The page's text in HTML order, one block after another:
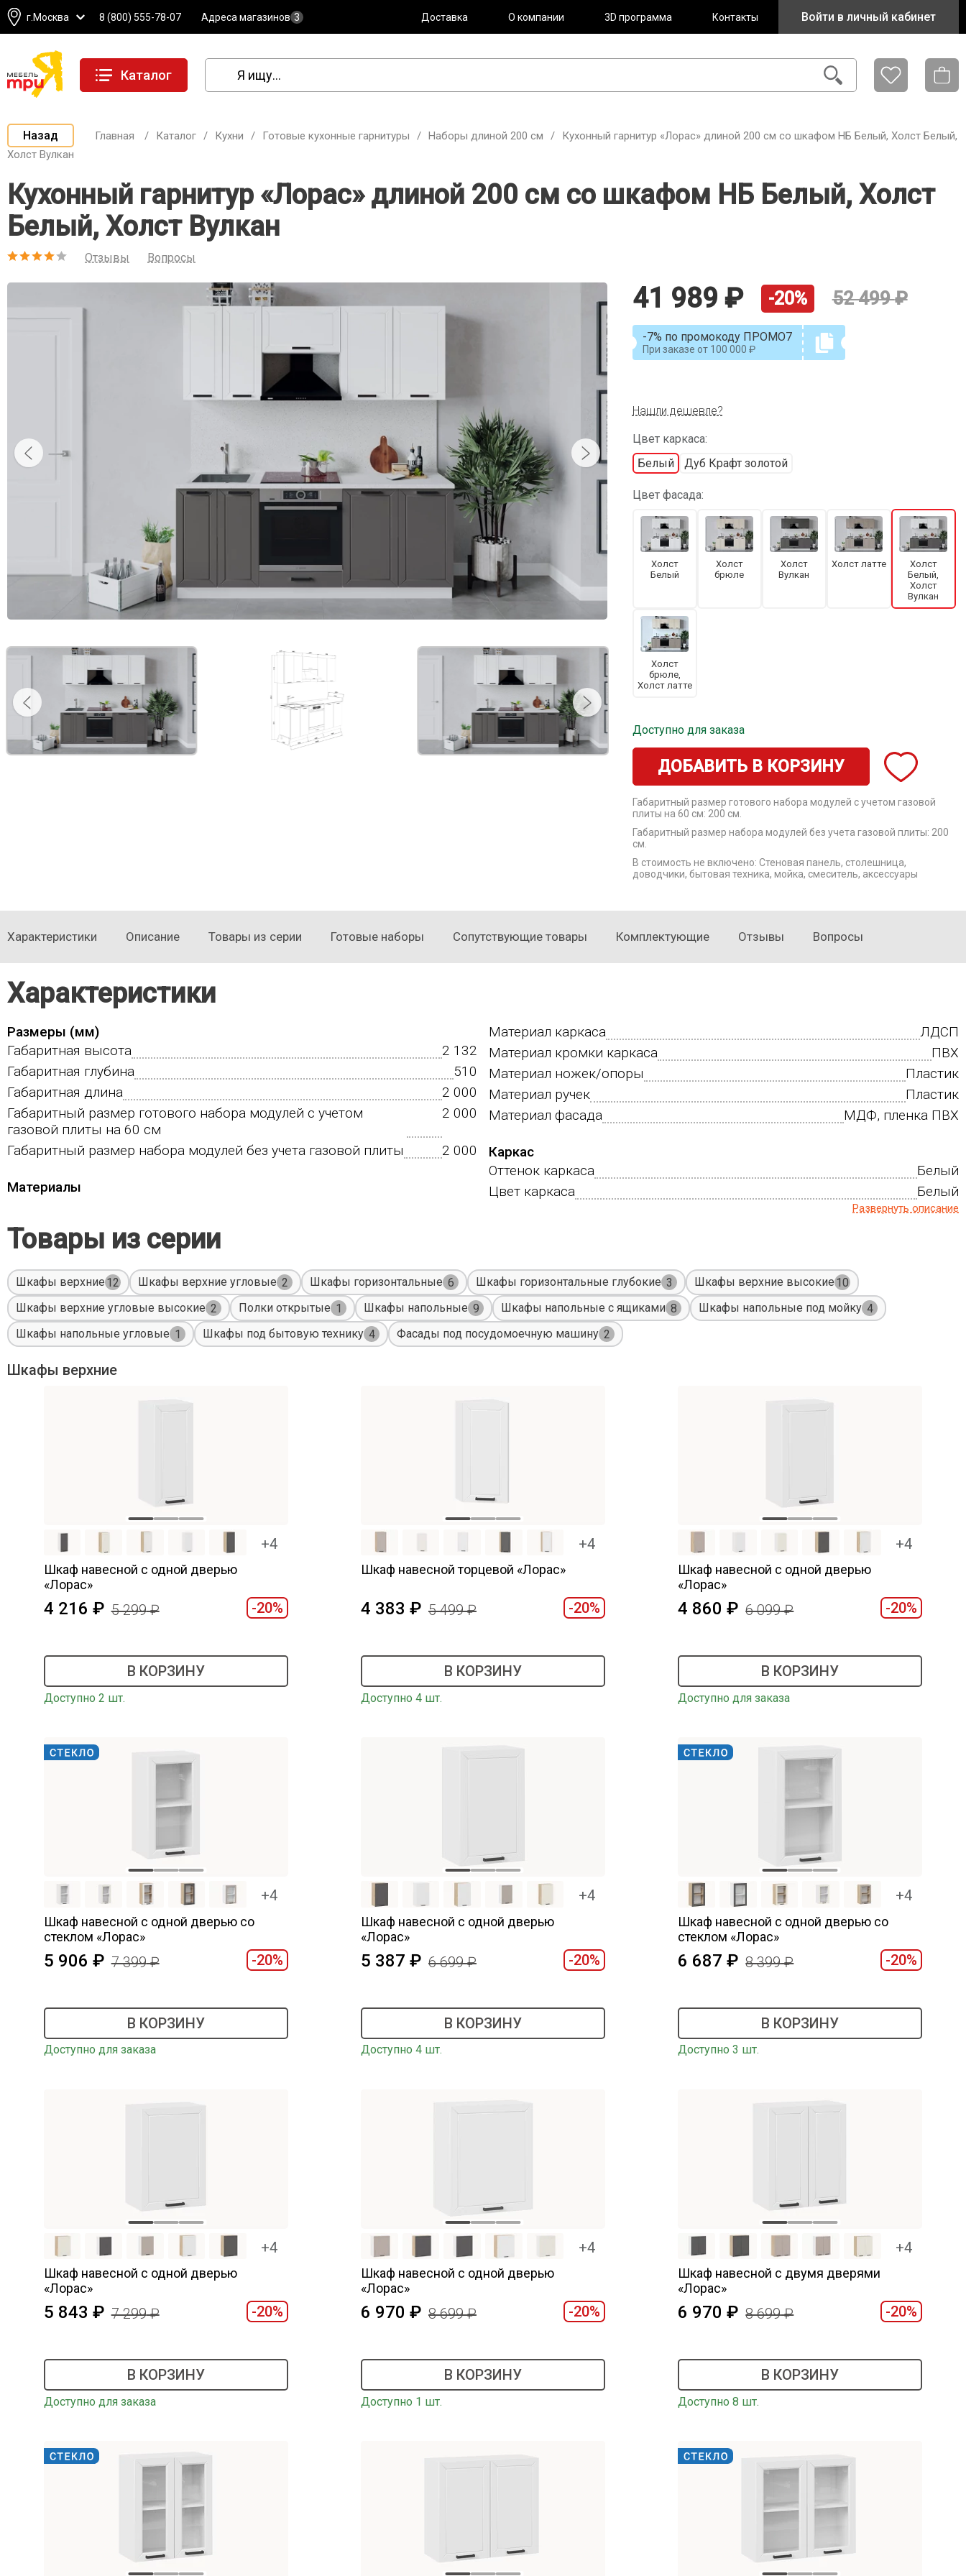
г.Москва 8 (800) 555-78-07 Адреса магазинов 3 Доставка О компании 3D программа Контакты Войти в личный кабинет
Каталог
Назад Главная / Каталог / Кухни / Готовые кухонные гарнитуры / Наборы длиной 200 см /
Кухонный гарнитур «Лорас» длиной 200 см со шкафом НБ Белый, Холст Белый,
Холст Вулкан
Кухонный гарнитур «Лорас» длиной 200 см со шкафом НБ Белый, Холст
Белый, Холст Вулкан
Отзывы Вопросы
41 989 -20% 52 499
-7% по промокоду ПРОМО7
При заказе от 100 000
Нашли дешевле?
Цвет каркаса:
Белый
Дуб Крафт золотой
Цвет фасада:
Холст
Белый
Холст
брюле
Холст
Вулкан
Холст латте
Холст
Белый,
Холст
Вулкан
Холст
брюле,
Холст латте
Доступно для заказа
ДОБАВИТЬ В КОРЗИНУ
Габаритный размер готового набора модулей с учетом газовой
плиты на 60 см: 200 см.
Габаритный размер набора модулей без учета газовой плиты: 200
см.
В стоимость не включено: Стеновая панель, столешница,
доводчики, бытовая техника, мойка, смеситель, аксессуары
Характеристики Описание Товары из серии Готовые наборы Сопутствующие товары Комплектующие Отзывы Вопросы
Характеристики
Размеры (мм)
Габаритная высота
2 132
Габаритная глубина
510
Габаритная длина
2 000
Габаритный размер готового набора модулей с учетом
газовой плиты на 60 см
2 000
Габаритный размер набора модулей без учета газовой плиты 2 000
Материалы
Материал каркаса
ЛДСП
Материал кромки каркаса
ПВХ
Материал ножек/опоры
Пластик
Материал ручек
Пластик
Материал фасада
МДФ, пленка ПВХ
Каркас
Оттенок каркаса
Белый
Цвет каркаса
Белый
Развернуть описание
Товары из серии
Шкафы верхние 12 Шкафы верхние угловые 2 Шкафы горизонтальные 6 Шкафы горизонтальные глубокие 3 Шкафы верхние высокие 10
Шкафы верхние угловые высокие 2 Полки открытые 1 Шкафы напольные 9 Шкафы напольные с ящиками 8 Шкафы напольные под мойку 4
Шкафы напольные угловые 1 Шкафы под бытовую технику 4 Фасады под посудомоечную машину 2
Шкафы верхние
+4
Шкаф навесной c одной дверью
«Лорас»
4 216 5 299 -20%
В КОРЗИНУ
Доступно 2 шт.
+4
Шкаф навесной торцевой «Лорас»
4 383 5 499 -20%
В КОРЗИНУ
Доступно 4 шт.
+4
Шкаф навесной c одной дверью
«Лорас»
4 860 6 099 -20%
В КОРЗИНУ
Доступно для заказа
+4
Шкаф навесной c одной дверью со
стеклом «Лорас»
5 906 7 399 -20%
В КОРЗИНУ
Доступно для заказа
+4
Шкаф навесной c одной дверью
«Лорас»
5 387 6 699 -20%
В КОРЗИНУ
Доступно 4 шт.
+4
Шкаф навесной c одной дверью со
стеклом «Лорас»
6 687 8 399 -20%
В КОРЗИНУ
Доступно 3 шт.
+4
Шкаф навесной c одной дверью
«Лорас»
5 843 7 299 -20%
В КОРЗИНУ
Доступно для заказа
+4
Шкаф навесной c одной дверью
«Лорас»
6 970 8 699 -20%
В КОРЗИНУ
Доступно 1 шт.
+4
Шкаф навесной c двумя дверями
«Лорас»
6 970 8 699 -20%
В КОРЗИНУ
Доступно 8 шт.